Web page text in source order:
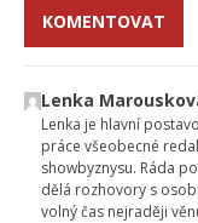
KOMENTOVAT
Lenka
Lenka je hlavní
práce všeobecné
showbyznysu. Ráda
dělá rozhovory s
volný čas nejraději